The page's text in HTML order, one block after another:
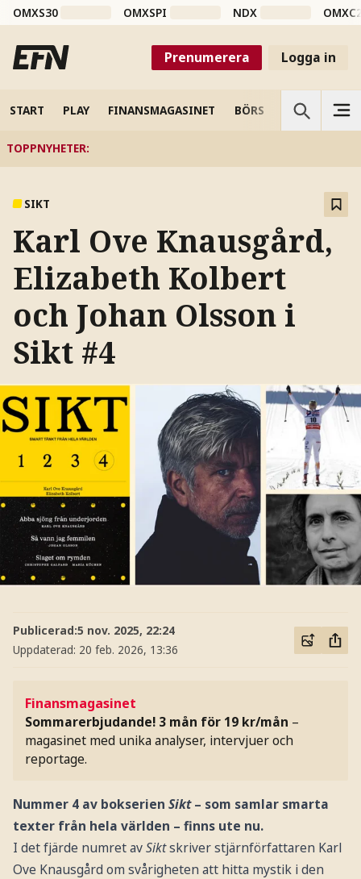
OMXS30 OMXSPI NDX
Prenumerera Logga in
START PLAY FINANSMAGASINET BÖRS VETENSKAP
TOPPNYHETER:
SIKT
Karl Ove Knausgård,
Elizabeth Kolbert
och Johan Olsson i
Sikt #4
Publicerad:5 nov. 2025, 22:24
Uppdaterad: 20 feb. 2026, 13:36
Finansmagasinet
Sommarerbjudande! 3 mån för 19 kr/mån –
magasinet med unika analyser, intervjuer och
reportage.
Nummer 4 av bokserien Sikt– som samlar smarta
texter från hela världen – finns ute nu.
I det fjärde numret avSiktskriver stjärnförfattaren Karl
Ove Knausgård om svårigheten att hitta mystik i den